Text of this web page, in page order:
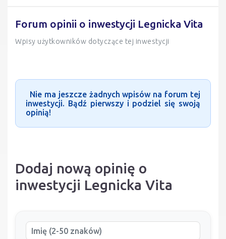
Forum opinii o inwestycji Legnicka Vita
Wpisy użytkowników dotyczące tej inwestycji
Nie ma jeszcze żadnych wpisów na forum tej
inwestycji. Bądź pierwszy i podziel się swoją
opinią!
Dodaj nową opinię o
inwestycji Legnicka Vita